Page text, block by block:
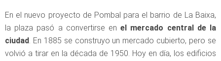
En el nuevo proyecto de Pombal para el barrio de La Baixa,
la plaza pasó a convertirse enel mercado central de la
ciudad. En 1885 se construyo un mercado cubierto, pero se
volvió a tirar en la década de 1950. Hoy en día, los edificios